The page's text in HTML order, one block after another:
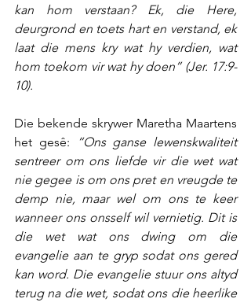
kan hom verstaan? Ek, die Here,
deurgrond en toets hart en verstand, ek
laat die mens kry wat hy verdien, wat
hom toekom vir wat hy doen” (Jer. 17:9-
10).
Die bekende skrywer Maretha Maartens
het gesê:
“Ons ganse lewenskwaliteit
sentreer om ons liefde vir die wet wat
nie gegee is om ons pret en vreugde te
demp nie, maar wel om ons te keer
wanneer ons onsself wil vernietig. Dit is
die wet wat ons dwing om die
evangelie aan te gryp sodat ons gered
kan word. Die evangelie stuur ons altyd
terug na die wet, sodat ons die heerlike